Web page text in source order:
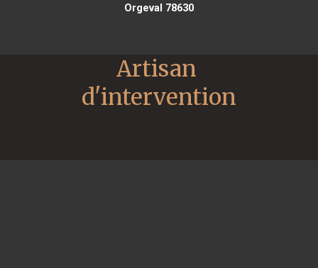
Orgeval 78630
Artisan
d'intervention